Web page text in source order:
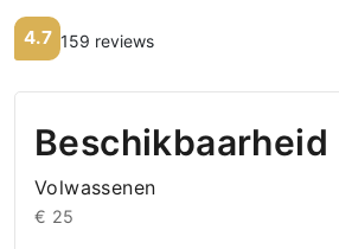
4.7 159 reviews
Beschikbaarheid
Volwassenen
€ 25